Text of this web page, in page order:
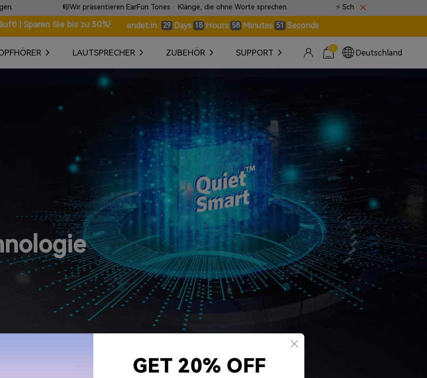
🎼Wir präsentieren EarFun Tones · Klänge, die ohne Worte sprechen. ⚡ Schneller Expressversand vor Ort
| Sparen Sie bis zu 50%! endet in 29 Days 18 Hours 58 Minutes 50 Seconds
LAUTSPRECHER ZUBEHÖR SUPPORT 0
Deutschland
GET 20% OFF